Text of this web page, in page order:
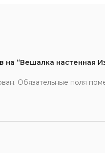
на “Вешалка настенная
Обязательные поля